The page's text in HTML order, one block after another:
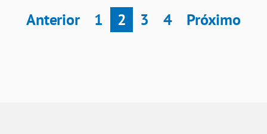
Anterior 1 2 3 4 Próximo